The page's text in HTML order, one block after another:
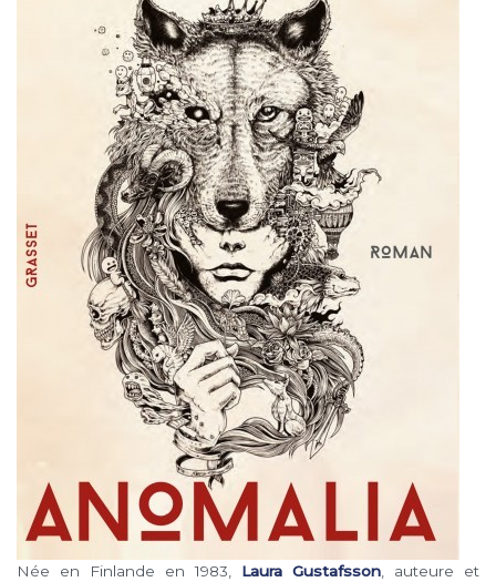
Née en Finlande en 1983, Laura Gustafsson , auteure et